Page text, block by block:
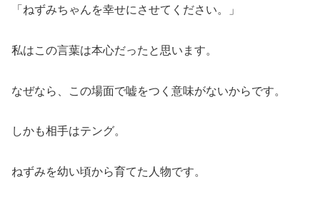
「ねずみちゃんを幸せにさせてください。」
私はこの言葉は本心だったと思います。
なぜなら、この場面で嘘をつく意味がないからです。
しかも相手はテング。
ねずみを幼い頃から育てた人物です。